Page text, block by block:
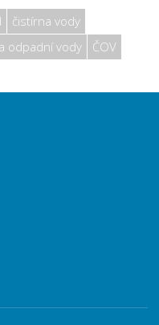
čistírna vody
odpadní vody ČOV